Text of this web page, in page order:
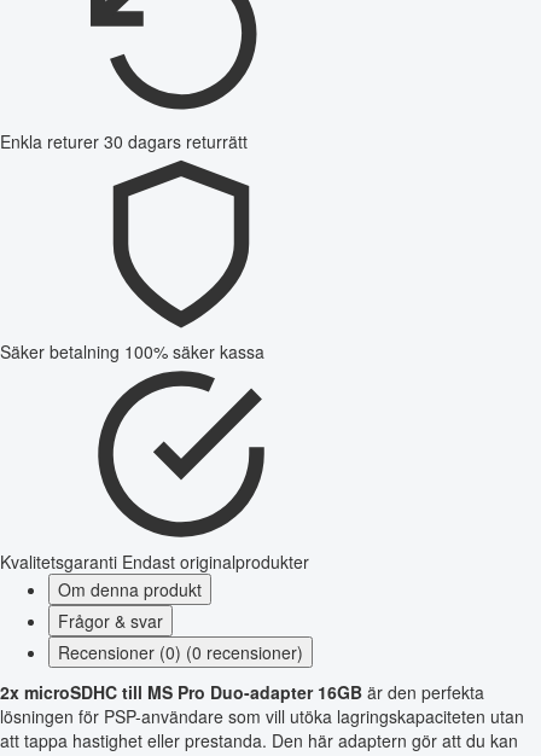
Enkla returer 30 dagars returrätt
Säker betalning 100% säker kassa
Kvalitetsgaranti Endast originalprodukter
Om denna produkt
Frågor & svar
Recensioner (0) (0 recensioner)
2x microSDHC till MS Pro Duo-adapter 16GB är den perfekta
lösningen för PSP-användare som vill utöka lagringskapaciteten utan
att tappa hastighet eller prestanda. Den här adaptern gör att du kan